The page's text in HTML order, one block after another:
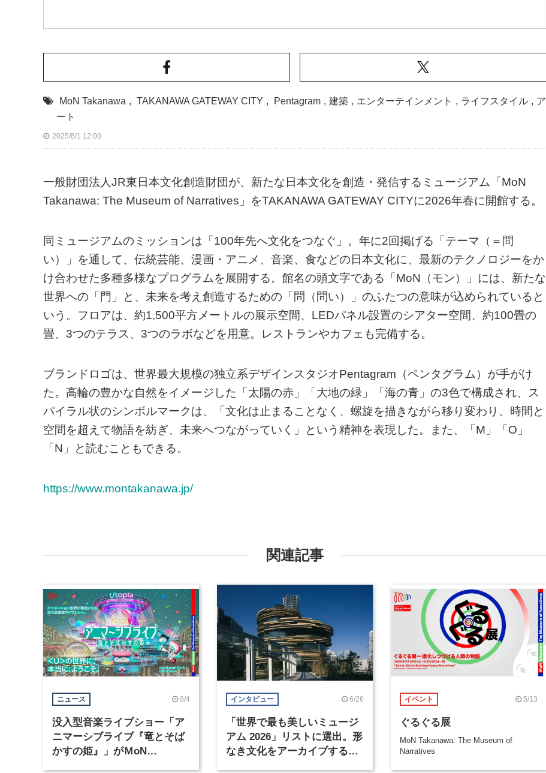
MoN Takanawa , TAKANAWA GATEWAY CITY , Pentagram , 建築 , エンターテインメント , ライフスタイル , ア
ート
2025/8/1 12:00
一般財団法人JR東日本文化創造財団が、新たな日本文化を創造・発信するミュージアム「MoN
Takanawa: The Museum of Narratives」をTAKANAWA GATEWAY CITYに2026年春に開館する。
同ミュージアムのミッションは「100年先へ文化をつなぐ」。年に2回掲げる「テーマ（＝問
い）」を通して、伝統芸能、漫画・アニメ、音楽、食などの日本文化に、最新のテクノロジーをか
け合わせた多種多様なプログラムを展開する。館名の頭文字である「MoN（モン）」には、新たな
世界への「門」と、未来を考え創造するための「問（問い）」のふたつの意味が込められていると
いう。フロアは、約1,500平方メートルの展示空間、LEDパネル設置のシアター空間、約100畳の
畳、3つのテラス、3つのラボなどを用意。レストランやカフェも完備する。
ブランドロゴは、世界最大規模の独立系デザインスタジオPentagram（ペンタグラム）が手がけ
た。高輪の豊かな自然をイメージした「太陽の赤」「大地の緑」「海の青」の3色で構成され、ス
パイラル状のシンボルマークは、「文化は止まることなく、螺旋を描きながら移り変わり、時間と
空間を超えて物語を紡ぎ、未来へつながっていく」という精神を表現した。また、「M」「O」
「N」と読むこともできる。
https://www.montakanawa.jp/
関連記事
ニュース 8/4
没入型音楽ライブショー「ア
ニマーシブライブ『竜とそば
かすの姫』」がＭoN
インタビュー 6/26
「世界で最も美しいミュージ
アム 2026」リストに選出。形
なき文化をアーカイブする
イベント 5/13
ぐるぐる展
MoN Takanawa: The Museum of
Narratives